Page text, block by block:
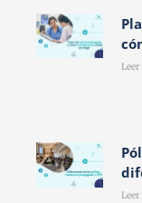
Leer
Leer